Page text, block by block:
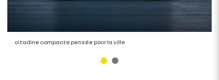
citadine compacte pensée pour la ville